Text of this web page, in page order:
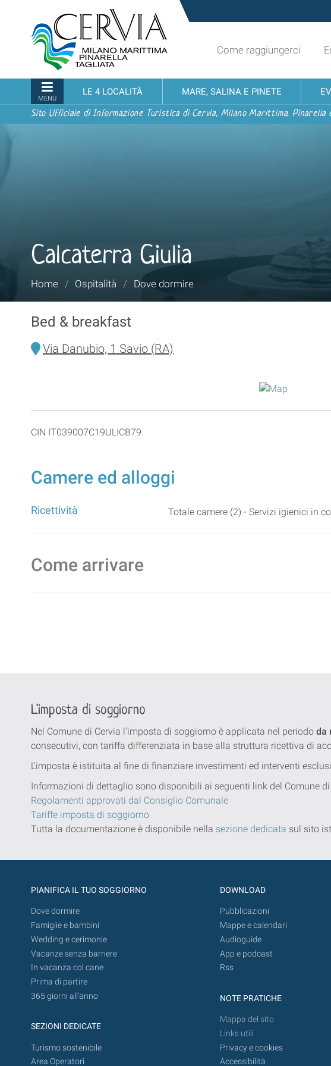
contenuti.
alla
navigazione
turistico
ufficiale
Cervia,
Milano
Marittima,
Pinarella,
Tagliata
Come raggiungerci
MENU
LE 4 LOCALITÀ MARE, SALINA E PINETE
Sito Ufficiale di Informazione Turistica di Cervia, Milano Marittima, Pinarella
Calcaterra Giulia
Tu
Home / Ospitalità / Dove dormire
Bed & breakfast
Via Danubio, 1 Savio (RA)
CIN IT039007C19ULICB79
Camere ed alloggi
Ricettività Totale camere (2) - Servizi igienici in
Come arrivare
L'imposta di soggiorno
Nel Comune di Cervia l'imposta di soggiorno è applicata nel periodo da
consecutivi, con tariffa differenziata in base alla struttura ricettiva di
L'imposta è istituita al fine di finanziare investimenti ed interventi
Informazioni di dettaglio sono disponibili ai seguenti link del Comune di
Regolamenti approvati dal Consiglio Comunale
Tariffe imposta di soggiorno
Tutta la documentazione è disponibile nella sezione dedicata sul sito
PIANIFICA IL TUO SOGGIORNO
Dove dormire
Famiglie e bambini
Wedding e cerimonie
Vacanze senza barriere
In vacanza col cane
Prima di partire
365 giorni all’anno
SEZIONI DEDICATE
Turismo sostenibile
Area Operatori
DOWNLOAD
Pubblicazioni
Mappe e calendari
Audioguide
App e podcast
Rss
NOTE PRATICHE
Mappa del sito
Links utili
Privacy e cookies
Accessibilità